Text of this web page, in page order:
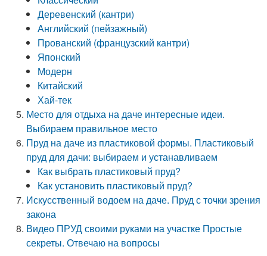
Деревенский (кантри)
Английский (пейзажный)
Прованский (французский кантри)
Японский
Модерн
Китайский
Хай-тек
Место для отдыха на даче интересные идеи.
Выбираем правильное место
Пруд на даче из пластиковой формы. Пластиковый
пруд для дачи: выбираем и устанавливаем
Как выбрать пластиковый пруд?
Как установить пластиковый пруд?
Искусственный водоем на даче. Пруд с точки зрения
закона
Видео ПРУД своими руками на участке Простые
секреты. Отвечаю на вопросы